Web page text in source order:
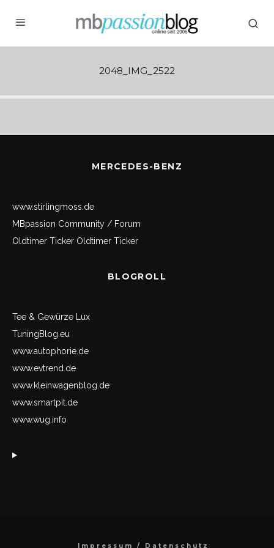
2048_IMG_2522
MERCEDES-BENZ
www.stirlingmoss.de
MBpassion Community / Forum
Oldtimer Ticker Oldtimer Ticker
BLOGROLL
Tee & Gewürze Lux
TuningBlog.eu
www.autophorie.de
www.evtrend.de
www.kleinwagenblog.de
www.smartpit.de
www.wug.info
Impressum / Datenschutz